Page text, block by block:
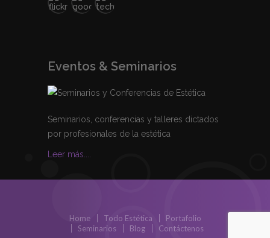
Eventos & Seminarios
Seminarios, conferencias y talleres dictados
por profesionales de la estética
Leer más....
Home Todo Estética
Portafolio
Seminarios
Blog Contáctenos